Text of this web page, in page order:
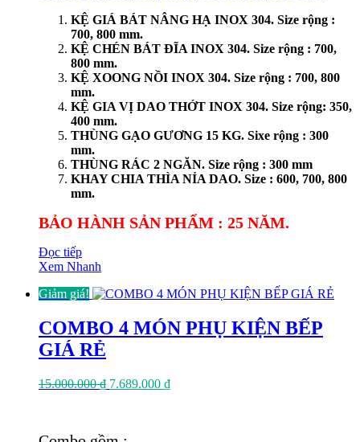
KỆ GIÁ BÁT NÂNG HẠ INOX 304. Size rộng :
700, 800 mm.
KỆ CHÉN BÁT ĐĨA INOX 304. Size rộng : 700,
800 mm.
KỆ XOONG NỒI INOX 304. Size rộng : 700, 800
mm.
KỆ GIA VỊ DAO THỚT INOX 304. Size rộng: 350,
400 mm.
THÙNG GẠO GƯƠNG 15 KG. Sixe rộng : 300
mm.
THÙNG RÁC 2 NGĂN. Size rộng : 300 mm
KHAY CHIA THÌA NỈA DAO. Size : 600, 700, 800
mm.
BẢO HÀNH SẢN PHẨM : 25 NĂM.
Đọc tiếp
Xem Nhanh
Giảm giá!
COMBO 4 MÓN PHỤ KIỆN BẾP
GIÁ RẺ
15.000.000₫ Giá
7.689.000 ₫Giá